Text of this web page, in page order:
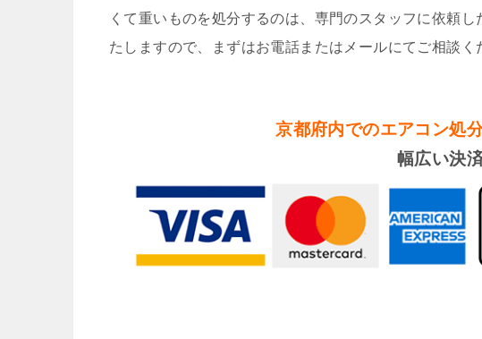
くて重いものを処分するのは、専門のスタッフに依頼
たしますので、まずはお電話またはメールにてご相談く
京都府内でのエアコン処
幅広い決